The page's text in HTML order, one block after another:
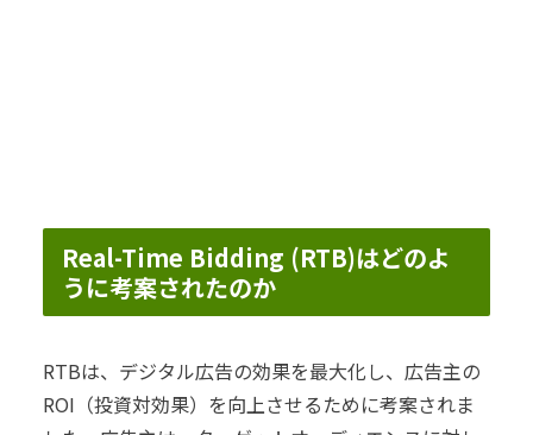
Real-Time Bidding (RTB)はどのよ
うに考案されたのか
RTBは、デジタル広告の効果を最大化し、広告主の
ROI（投資対効果）を向上させるために考案されま